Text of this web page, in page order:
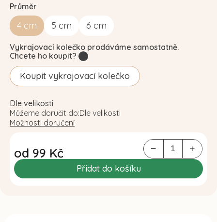
Průměr
4 cm 5 cm 6 cm
od 99 Kč
Měrná
cena:
Přidat do košíku
Vykrajovací kolečko prodáváme samostatně.
Chcete ho koupit?
Koupit vykrajovací kolečko
Dle velikosti
Můžeme doručit do:Dle velikosti
Možnosti doručení